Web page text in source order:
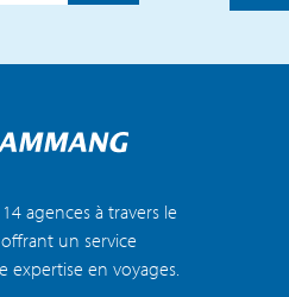
agences à travers le
un service
expertise en voyages.